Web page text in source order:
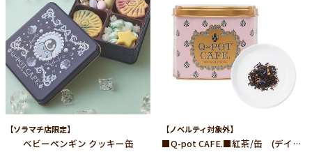
【ソラマチ店限定】
ベビーペンギン クッキー缶
【ノベルティ対象外】
■Q-pot CAFE.■紅茶/缶 (デイドリーミング)